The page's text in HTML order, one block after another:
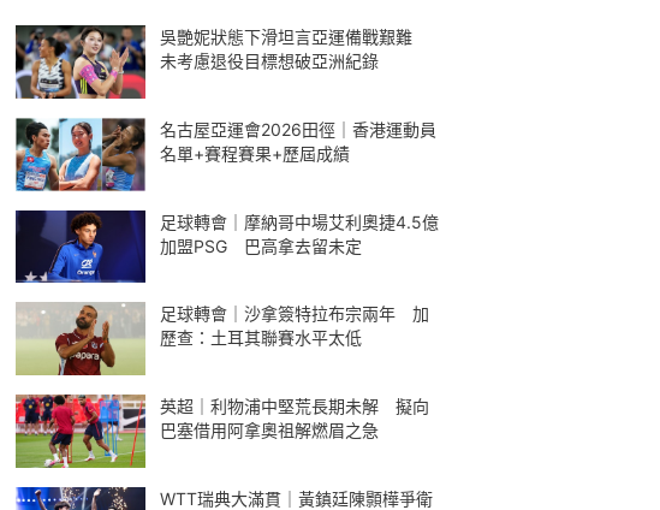
吳艷妮狀態下滑坦言亞運備戰艱難
未考慮退役目標想破亞洲紀錄
名古屋亞運會2026田徑｜香港運動員
名單+賽程賽果+歷屆成績
足球轉會｜摩納哥中場艾利奧捷4.5億
加盟PSG 巴高拿去留未定
足球轉會｜沙拿簽特拉布宗兩年 加
歷查：土耳其聯賽水平太低
英超｜利物浦中堅荒長期未解 擬向
巴塞借用阿拿奧祖解燃眉之急
WTT瑞典大滿貫｜黃鎮廷陳顥樺爭衛